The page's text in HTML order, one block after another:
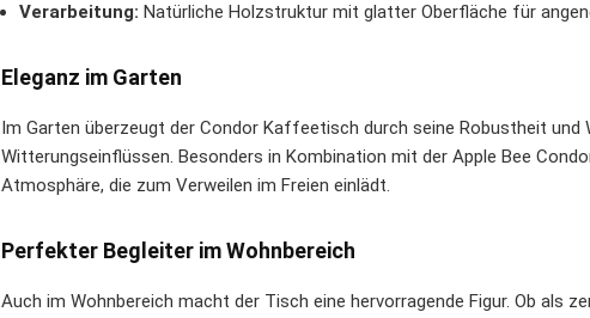
Verarbeitung: Natürliche Holzstruktur mit glatter Oberfläche für
Eleganz im Garten
Im Garten überzeugt der Condor Kaffeetisch durch seine Robustheit und
Witterungseinflüssen. Besonders in Kombination mit der Apple Bee
Atmosphäre, die zum Verweilen im Freien einlädt.
Perfekter Begleiter im Wohnbereich
Auch im Wohnbereich macht der Tisch eine hervorragende Figur. Ob als